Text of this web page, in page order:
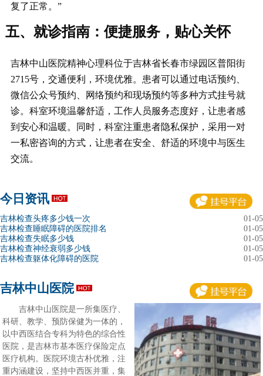
复了正常。”
五、就诊指南：便捷服务，贴心关怀
吉林中山医院精神心理科位于吉林省长春市绿园区普阳街
2715号，交通便利，环境优雅。患者可以通过电话预约、
微信公众号预约、网络预约和现场预约等多种方式挂号就
诊。科室环境温馨舒适，工作人员服务态度好，让患者感
到安心和温暖。同时，科室注重患者隐私保护，采用一对
一私密咨询的方式，让患者在安全、舒适的环境中与医生
交流。
今日资讯
吉林检查头疼多少钱一次
01-05
吉林检查睡眠障碍的医院排名
01-05
吉林检查失眠多少钱
01-05
吉林检查神经衰弱多少钱
01-05
吉林检查躯体化障碍的医院
01-05
吉林中山医院
吉林中山医院是一所集医疗、
科研、教学、预防保健为一体的，
以中西医结合专科为特色的综合性
医院，是吉林市基本医疗保险定点
医疗机构。医院环境古朴优雅，注
重内涵建设，坚持中西医并重，集